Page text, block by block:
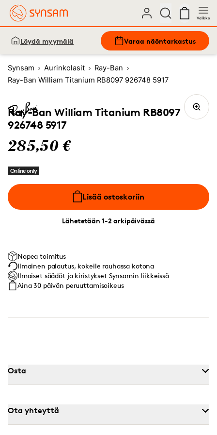
Valikko
Löydä myymälä Varaa näöntarkastus
Synsam Aurinkolasit
Ray-Ban
Ray-Ban William Titanium RB8097 926748 5917
Ray-Ban William Titanium RB8097
926748 5917
285,50 €
Online only
Lisää ostoskoriin
Lähetetään 1-2 arkipäivässä
Nopea toimitus
Ilmainen palautus, kokeile rauhassa kotona
Ilmaiset säädöt ja kiristykset Synsamin liikkeissä
Aina 30 päivän peruuttamisoikeus
Osta
Ota yhteyttä